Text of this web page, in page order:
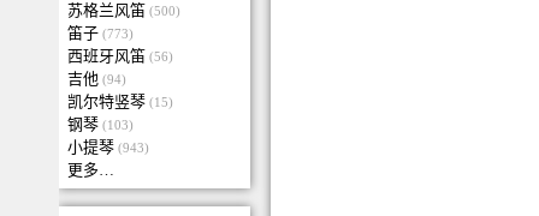
苏格兰风笛 (500)
笛子 (773)
西班牙风笛 (56)
吉他 (94)
凯尔特竖琴 (15)
钢琴 (103)
小提琴 (943)
更多…